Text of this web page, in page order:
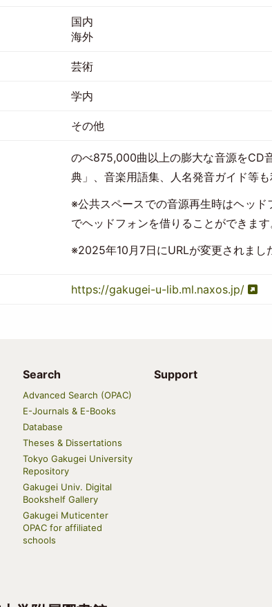
国内
海外
芸術
学内
その他
のべ875,000曲以上の膨大な音源をCD
典」、音楽用語集、人名発音ガイド等も
※公共スペースでの音源再生時はヘッ
でヘッドフォンを借りることができます
※2025年10月7日にURLが変更されまし
https://gakugei-u-lib.ml.naxos.jp/
Search
Advanced Search (OPAC)
E-Journals & E-Books
Database
Theses & Dissertations
Tokyo Gakugei University
Repository
Gakugei Univ. Digital
Bookshelf Gallery
Gakugei Muticenter
OPAC for affiliated
schools
Support